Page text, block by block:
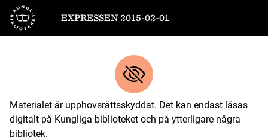
Till startsidan
EXPRESSEN 2015-02-01
Materialet är upphovsrättsskyddat. Det kan endast läsas
digitalt på Kungliga biblioteket och på ytterligare några
bibliotek.